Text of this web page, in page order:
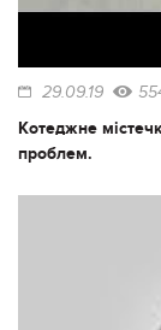
29.09.19
Котеджне
проблем.